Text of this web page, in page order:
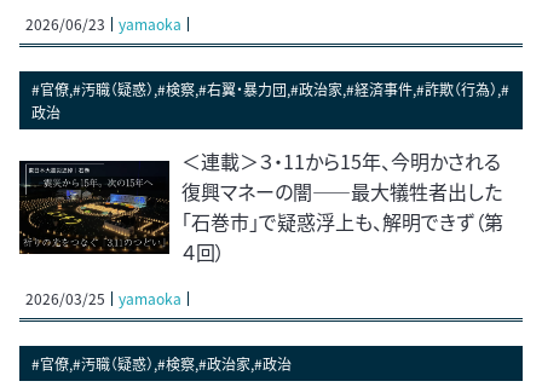
2026/06/23 yamaoka
#官僚,#汚職（疑惑）,#検察,#右翼・暴力団,#政治家,#経済事件,#詐欺（行為）,#
政治
＜連載＞３・11から15年、今明かされる
復興マネーの闇――最大犠牲者出した
「石巻市」で疑惑浮上も、解明できず（第
４回）
2026/03/25 yamaoka
#官僚,#汚職（疑惑）,#検察,#政治家,#政治